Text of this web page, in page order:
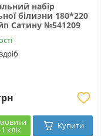
набір
білизни 180*220
Сатину №541209
клік Купити